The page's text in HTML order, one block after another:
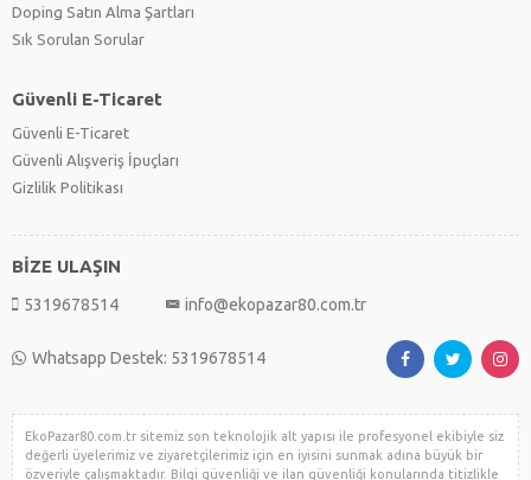
Doping Satın Alma Şartları
Sık Sorulan Sorular
Güvenli E-Ticaret
Güvenli E-Ticaret
Güvenli Alışveriş İpuçları
Gizlilik Politikası
BİZE ULAŞIN
5319678514 info@ekopazar80.com.tr
Whatsapp Destek: 5319678514
EkoPazar80.com.tr sitemiz son teknolojik alt yapısı ile profesyonel ekibiyle siz
değerli üyelerimiz ve ziyaretçilerimiz için en iyisini sunmak adına büyük bir
özveriyle çalışmaktadır. Bilgi güvenliği ve ilan güvenliği konularında titizlikle